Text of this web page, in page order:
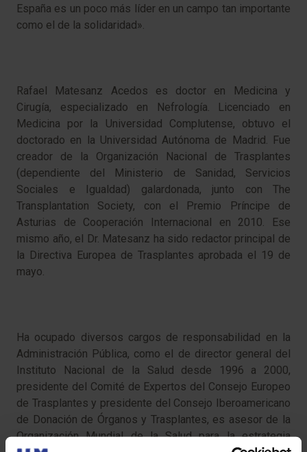
España es un poco más líder en un campo tan importante
como el de la solidaridad».
Rafael Matesanz Acedos es doctor en Medicina y
Cirugía, especializado en Nefrología. Licenciado en
Medicina por la Universidad Complutense, obtuvo el
doctorado en la Universidad Autónoma de Madrid. Fue
creador de la Organización Nacional de Trasplantes
(dependiente del Ministerio de Sanidad, Servicios
Sociales e Igualdad) galardonada, junto con The
Transplantation Society, con el Premio Príncipe de
Asturias de Cooperación Internacional en 2010. Ese
mismo año, el Dr. Matesanz ha sido redactor principal de
la Directiva Europea de Trasplantes aprobada el 19 de
mayo.
Ha ocupado diversos cargos de responsabilidad en la
Administración Pública, como el de director general del
Instituto Nacional de la Salud desde 1996 a 2000,
presidente del Comité de Expertos del Consejo Europeo
de Trasplantes y presidente del Consejo Iberoamericano
de Donación de Órganos y Trasplantes, es asesor de la
Organización Mundial de la Salud para la estrategia